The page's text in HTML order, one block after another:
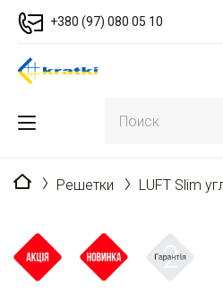
+380 (97) 080 05 10
Главная
Решетки LUFT Slim